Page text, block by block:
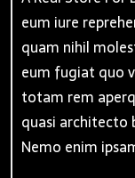
eum iure
quam nihil
eum fugiat quo
totam rem
quasi architecto
Nemo enim